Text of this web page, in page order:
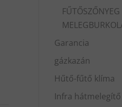
FŰTŐSZŐNYEG
Garancia
gázkazán
Hűtő-fűtő klíma
Infra